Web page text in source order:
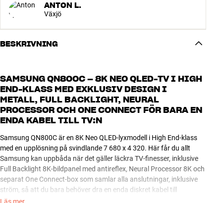
ANTON L.
Växjö
BESKRIVNING
SAMSUNG QN800C – 8K NEO QLED-TV I HIGH
END-KLASS MED EXKLUSIV DESIGN I
METALL, FULL BACKLIGHT, NEURAL
PROCESSOR OCH ONE CONNECT FÖR BARA EN
ENDA KABEL TILL TV:N
Samsung QN800C är en 8K Neo QLED-lyxmodell i High End-klass
med en upplösning på svindlande 7 680 x 4 320. Här får du allt
Samsung kan uppbåda när det gäller läckra TV-finesser, inklusive
Full Backlight 8K-bildpanel med antireflex, Neural Processor 8K och
separat One Connect-box som samlar alla anslutningar, inklusive
ström, så att du bara behöver dra en enda diskret kabel till
skärmen.
Läs mer